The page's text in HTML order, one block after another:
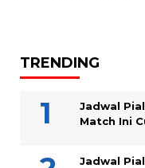
TRENDING
Jadwal
Match Ini
Jadwal